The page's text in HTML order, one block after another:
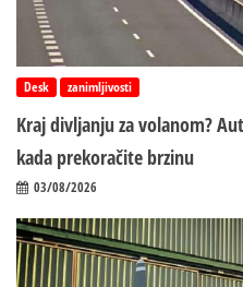
Desk zanimljivosti
Kraj divljanju za volanom?
kada prekoračite brzinu
03/08/2026